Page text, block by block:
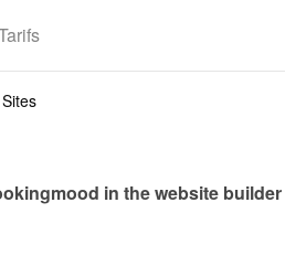
in the website builder